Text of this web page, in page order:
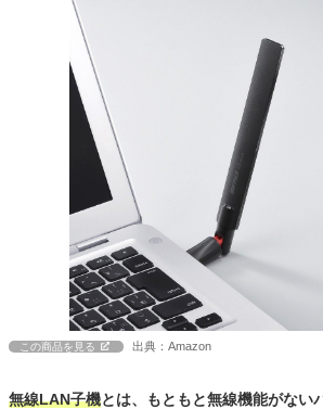
この商品を見る 出典：Amazon
無線LAN子機とは、もともと無線機能がない